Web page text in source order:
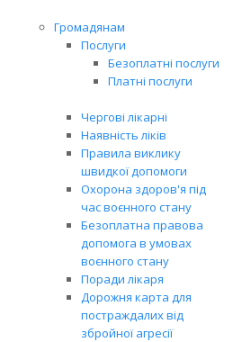
Громадянам
Послуги
Безоплатні послуги
Платні послуги
Чергові лікарні
Наявність ліків
Правила виклику
швидкої допомоги
Охорона здоров'я під
час воєнного стану
Безоплатна правова
допомога в умовах
воєнного стану
Поради лікаря
Дорожня карта для
постраждалих від
збройної агресії